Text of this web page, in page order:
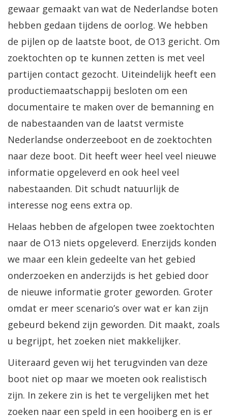
gewaar gemaakt van wat de Nederlandse boten
hebben gedaan tijdens de oorlog. We hebben
de pijlen op de laatste boot, de O13 gericht. Om
zoektochten op te kunnen zetten is met veel
partijen contact gezocht. Uiteindelijk heeft een
productiemaatschappij besloten om een
documentaire te maken over de bemanning en
de nabestaanden van de laatst vermiste
Nederlandse onderzeeboot en de zoektochten
naar deze boot. Dit heeft weer heel veel nieuwe
informatie opgeleverd en ook heel veel
nabestaanden. Dit schudt natuurlijk de
interesse nog eens extra op.
Helaas hebben de afgelopen twee zoektochten
naar de O13 niets opgeleverd. Enerzijds konden
we maar een klein gedeelte van het gebied
onderzoeken en anderzijds is het gebied door
de nieuwe informatie groter geworden. Groter
omdat er meer scenario’s over wat er kan zijn
gebeurd bekend zijn geworden. Dit maakt, zoals
u begrijpt, het zoeken niet makkelijker.
Uiteraard geven wij het terugvinden van deze
boot niet op maar we moeten ook realistisch
zijn. In zekere zin is het te vergelijken met het
zoeken naar een speld in een hooiberg en is er